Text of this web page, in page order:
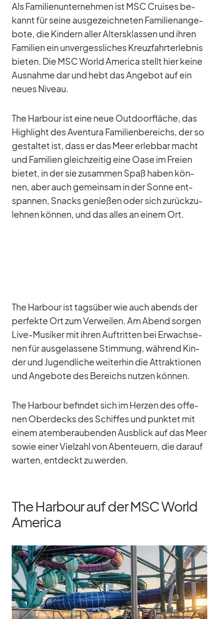
Als Fa­mi­li­en­un­ter­neh­men ist MSC Crui­ses be­
kannt für seine aus­ge­zeich­ne­ten Fa­mi­li­en­an­ge­
bote, die Kin­dern al­ler Al­ters­klas­sen und ih­ren
Fa­mi­lien ein un­ver­gess­li­ches Kreuz­fahrt­er­leb­nis
bie­ten. Die MSC World Ame­rica stellt hier keine
Aus­nahme dar und hebt das An­ge­bot auf ein
neues Ni­veau.
The Har­bour ist eine neue Out­door­flä­che, das
High­light des Aven­tura Fa­mi­li­en­be­reichs, der so
ge­stal­tet ist, dass er das Meer er­leb­bar macht
und Fa­mi­lien gleich­zei­tig eine Oase im Freien
bie­tet, in der sie zu­sam­men Spaß ha­ben kön­
nen, aber auch ge­mein­sam in der Sonne ent­
span­nen, Snacks ge­nie­ßen oder sich zu­rück­zu­
leh­nen kön­nen, und das al­les an ei­nem Ort.
The Har­bour ist tags­über wie auch abends der
per­fekte Ort zum Ver­wei­len. Am Abend sor­gen
Live-Mu­si­ker mit ih­ren Auf­trit­ten bei Er­wach­se­
nen für aus­ge­las­sene Stim­mung, wäh­rend Kin­
der und Ju­gend­li­che wei­ter­hin die At­trak­tio­nen
und An­ge­bote des Be­reichs nut­zen kön­nen.
The Har­bour be­fin­det sich im Her­zen des of­fe­
nen Ober­decks des Schif­fes und punk­tet mit
ei­nem atem­be­rau­ben­den Aus­blick auf das Meer
so­wie ei­ner Viel­zahl von Aben­teu­ern, die dar­auf
war­ten, ent­deckt zu wer­den.
The Harbour auf der MSC World
America